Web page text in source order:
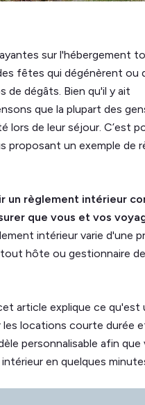
sur l'hébergement
fêtes qui dégénèrent ou
de dégâts. Bien qu'il y ait
que la plupart des
de leur séjour. C’est
proposant un exemple de
un règlement intérieur
que vous et vos
intérieur varie d'une
hôte ou gestionnaire de
article explique ce qu'est
locations courte durée
personnalisable afin que
en quelques